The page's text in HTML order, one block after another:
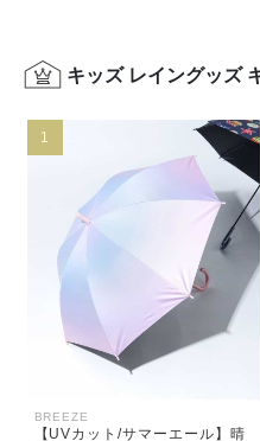
キッズ レイングッズ
1
BREEZE
【UVカット/サマーエール】晴